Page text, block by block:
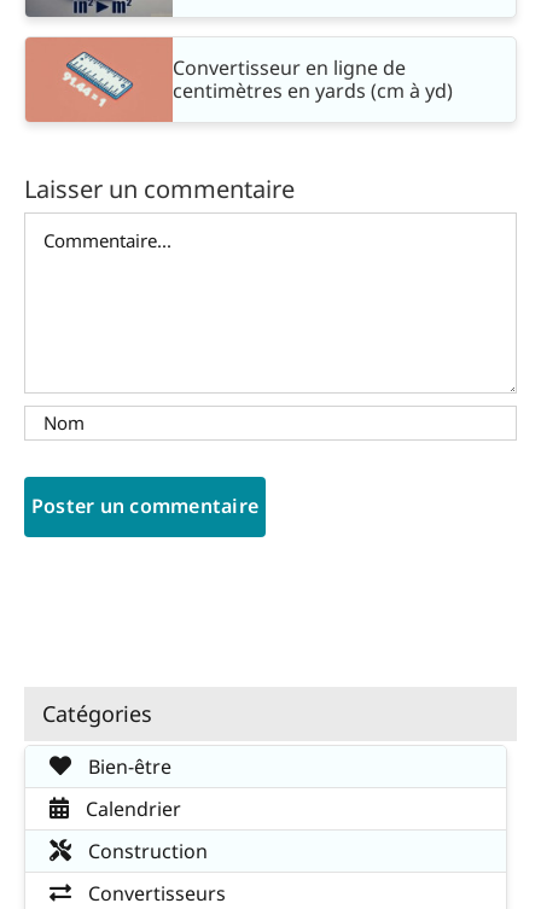
Convertisseur en ligne de
centimètres en yards (cm à yd)
Laisser un commentaire
Catégories
Bien-être
Calendrier
Construction
Convertisseurs